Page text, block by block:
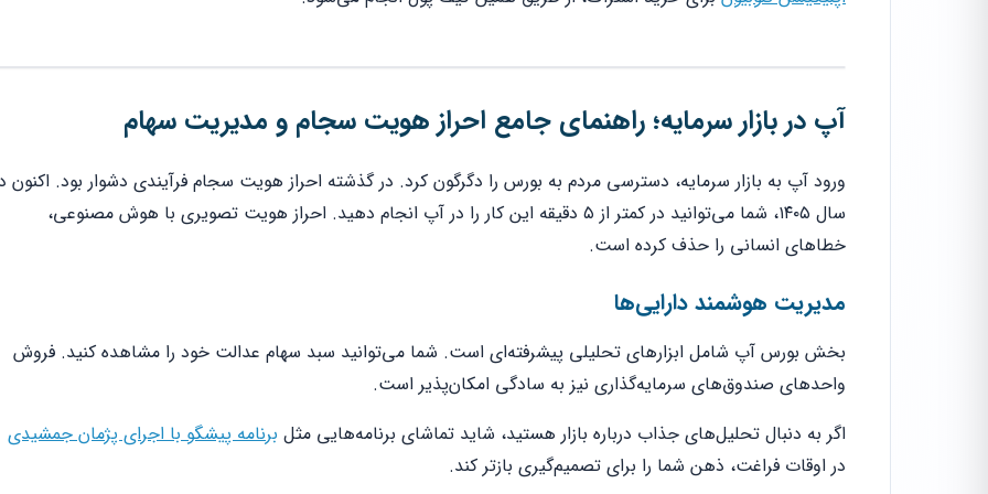
آپ در بازار سرمایه؛ راهنمای جامع احراز هویت سجام و مدیریت سهام
ورود آپ به بازار سرمایه، دسترسی مردم به بورس را دگرگون کرد. در گذشته احراز هویت سجام فرآیندی دشوار بود. اکنون
سال ۱۴۰۵، شما می‌توانید در کمتر از ۵ دقیقه این کار را در آپ انجام دهید. احراز هویت تصویری با هوش مصنوعی،
خطاهای انسانی را حذف کرده است.
مدیریت هوشمند دارایی‌ها
بخش بورس آپ شامل ابزارهای تحلیلی پیشرفته‌ای است. شما می‌توانید سبد سهام عدالت خود را مشاهده کنید. فروش
واحدهای صندوق‌های سرمایه‌گذاری نیز به سادگی امکان‌پذیر است.
اگر به دنبال تحلیل‌های جذاب درباره بازار هستید، شاید تماشای برنامه‌هایی مثل برنامه پیشگو با اجرای پژمان جمشیدی
در اوقات فراغت، ذهن شما را برای تصمیم‌گیری بازتر کند.